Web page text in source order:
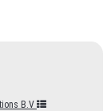
B.V